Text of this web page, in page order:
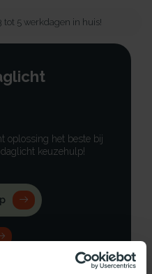
tot 5 werkdagen in huis!
oplossing het beste bij
keuzehulp!